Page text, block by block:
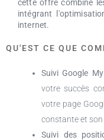
cette offre combine
intégrant
internet.
QU'EST CE QUE
Suivi Google
votre succès
votre page
constante et son
Suivi des